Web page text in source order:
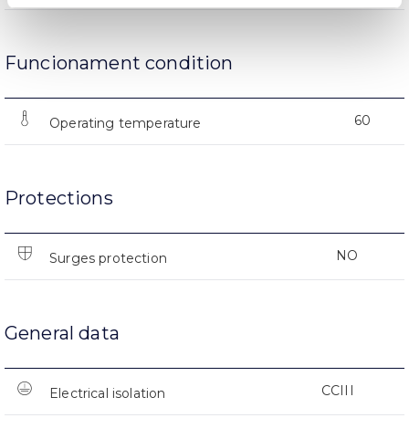
Funcionament condition
Operating temperature 60
Protections
Surges protection NO
General data
Electrical isolation CCIII